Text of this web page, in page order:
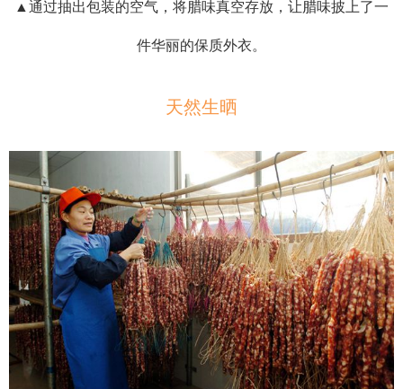
▲通过抽出包装的空气，将腊味真空存放，让腊味披上了一
件华丽的保质外衣。
天然生晒